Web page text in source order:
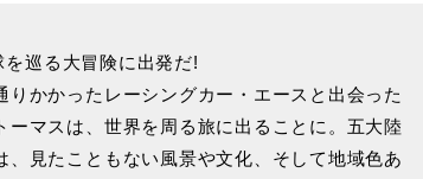
巡る大冒険に出発だ!
かかったレーシングカー・エースと出会った
ーマスは、世界を周る旅に出ることに。五大陸
見たこともない風景や文化、そして地域色あ